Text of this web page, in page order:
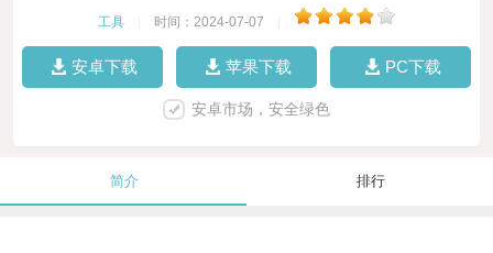
工具 时间：2024-07-07
安卓下载 苹果下载 PC下载
安卓市场，安全绿色
简介 排行